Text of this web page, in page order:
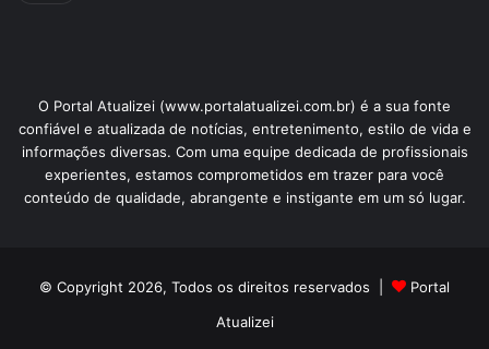
O Portal Atualizei (www.portalatualizei.com.br) é a sua fonte
confiável e atualizada de notícias, entretenimento, estilo de vida e
informações diversas. Com uma equipe dedicada de profissionais
experientes, estamos comprometidos em trazer para você
conteúdo de qualidade, abrangente e instigante em um só lugar.
© Copyright 2026, Todos os direitos reservados |
Portal
Atualizei